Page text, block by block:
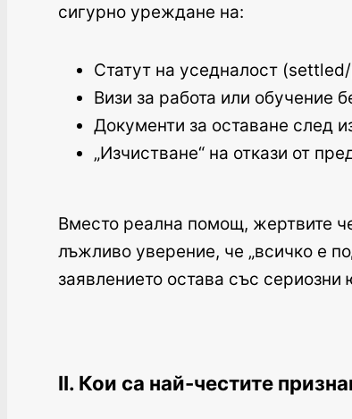
сигурно уреждане на:
Статут на уседналост
Визи за работа или обучение
Документи за оставане след
„Изчистване“ на откази от
Вместо реална помощ, жертвите
лъжливо уверение, че „всичко е
заявлението остава със
II. Кои са най-честите